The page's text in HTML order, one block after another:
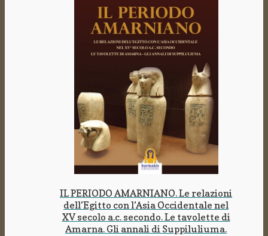
IL PERIODO AMARNIANO. Le relazioni
dell’Egitto con l’Asia Occidentale nel
XV secolo a.c. secondo. Le tavolette di
Amarna. Gli annali di Suppiluliuma.